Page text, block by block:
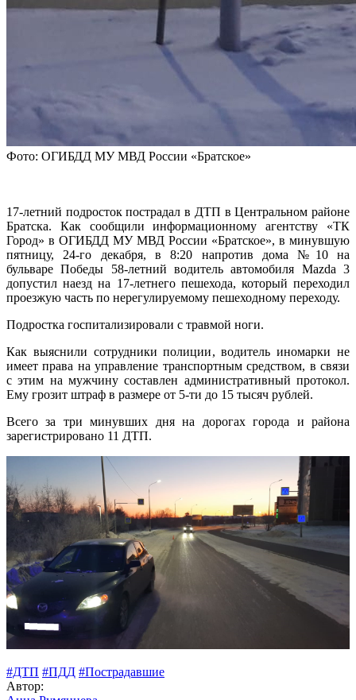
Фото: ОГИБДД МУ МВД России «Братское»
17-летний подросток пострадал в ДТП в Центральном районе
Братска. Как сообщили информационному агентству «ТК
Город» в ОГИБДД МУ МВД России «Братское», в минувшую
пятницу, 24-го декабря, в 8:20 напротив дома №10 на
бульваре Победы 58-летний водитель автомобиля Mazda 3
допустил наезд на 17-летнего пешехода, который переходил
проезжую часть по нерегулируемому пешеходному переходу.
Подростка госпитализировали с травмой ноги.
Как выяснили сотрудники полиции, водитель иномарки не
имеет права на управление транспортным средством, в связи
с этим на мужчину составлен административный протокол.
Ему грозит штраф в размере от 5-ти до 15 тысяч рублей.
Всего за три минувших дня на дорогах города и района
зарегистрировано 11 ДТП.
#ДТП #ПДД #Пострадавшие
Автор: